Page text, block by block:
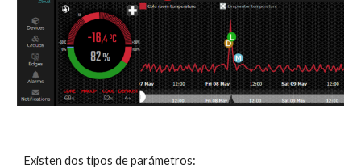
Existen dos tipos de parámetros: